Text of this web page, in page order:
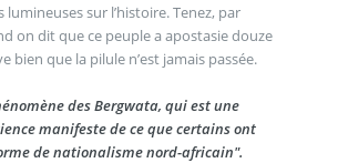
lumineuses sur l’histoire. Tenez, par
on dit que ce peuple a apostasie douze
bien que la pilule n’est jamais passée.
des Bergwata, qui est une
manifeste de ce que certains ont
de nationalisme nord-africain".